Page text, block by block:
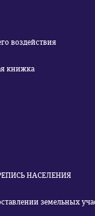
воздействия
книжка
НАСЕЛЕНИЯ
земельных